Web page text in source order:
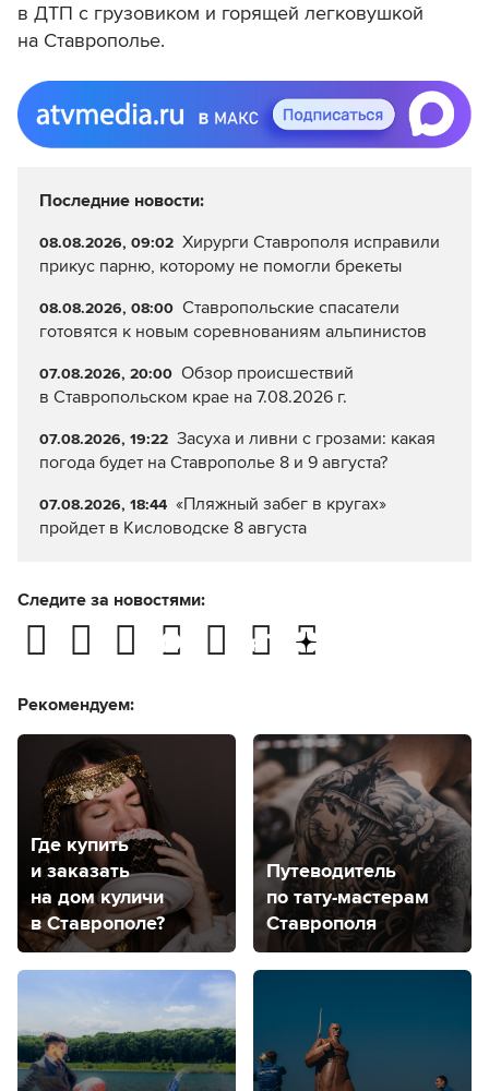
в ДТП с грузовиком и горящей легковушкой
на Ставрополье.
Последние новости:
08.08.2026, 09:02 Хирурги Ставрополя исправили
прикус парню, которому не помогли брекеты
08.08.2026, 08:00 Ставропольские спасатели
готовятся к новым соревнованиям альпинистов
07.08.2026, 20:00 Обзор происшествий
в Ставропольском крае на 7.08.2026 г.
07.08.2026, 19:22 Засуха и ливни с грозами: какая
погода будет на Ставрополье 8 и 9 августа?
07.08.2026, 18:44 «Пляжный забег в кругах»
пройдет в Кисловодске 8 августа
Следите за новостями:
Рекомендуем:
Где купить
и заказать
на дом куличи
в Ставрополе?
Путеводитель
по тату-мастерам
Ставрополя